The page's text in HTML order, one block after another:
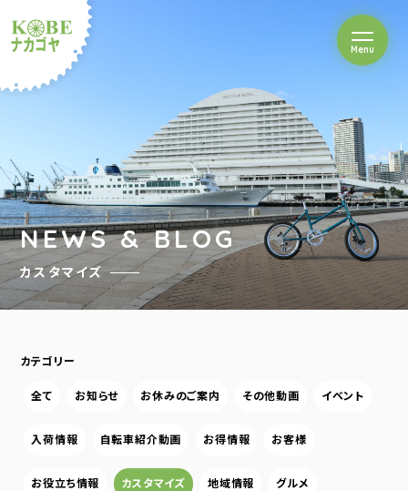
ルショップナカゴヤ
Menuを開閉
NEWS & BLOG
カスタマイズ
カテゴリー
全て お知らせ お休みのご案内 その他動画 イベント
入荷情報 自転車紹介動画 お得情報 お客様
お役立ち情報 カスタマイズ 地域情報 グルメ